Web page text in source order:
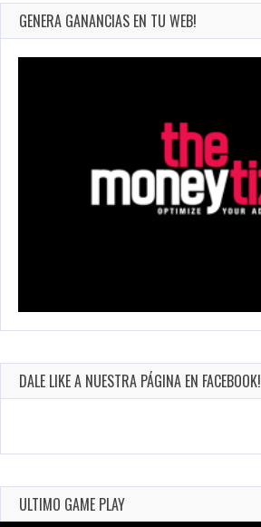
GENERA GANANCIAS EN TU WEB!
DALE LIKE A NUESTRA PÁGINA EN FACEBOOK!
ULTIMO GAME PLAY